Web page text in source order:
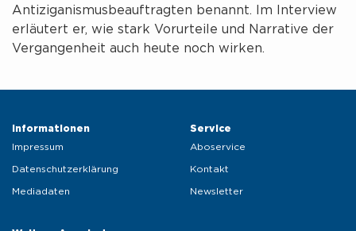
Antiziganismusbeauftragten benannt. Im Interview
erläutert er, wie stark Vorurteile und Narrative der
Vergangenheit auch heute noch wirken.
Informationen
Impressum
Datenschutzerklärung
Mediadaten
Service
Aboservice
Kontakt
Newsletter